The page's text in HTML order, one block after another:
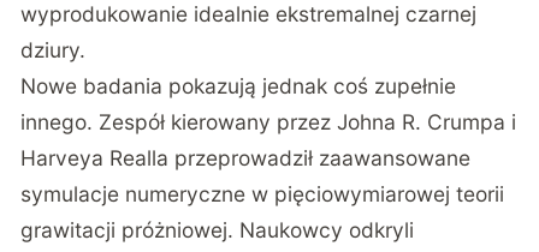
wyprodukowanie idealnie ekstremalnej czarnej
dziury.
Nowe badania pokazują jednak coś zupełnie
innego. Zespół kierowany przez Johna R. Crumpa i
Harveya Realla przeprowadził zaawansowane
symulacje numeryczne w pięciowymiarowej teorii
grawitacji próżniowej. Naukowcy odkryli